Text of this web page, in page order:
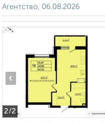
Агентство, 06.08.2026
2/2
‹